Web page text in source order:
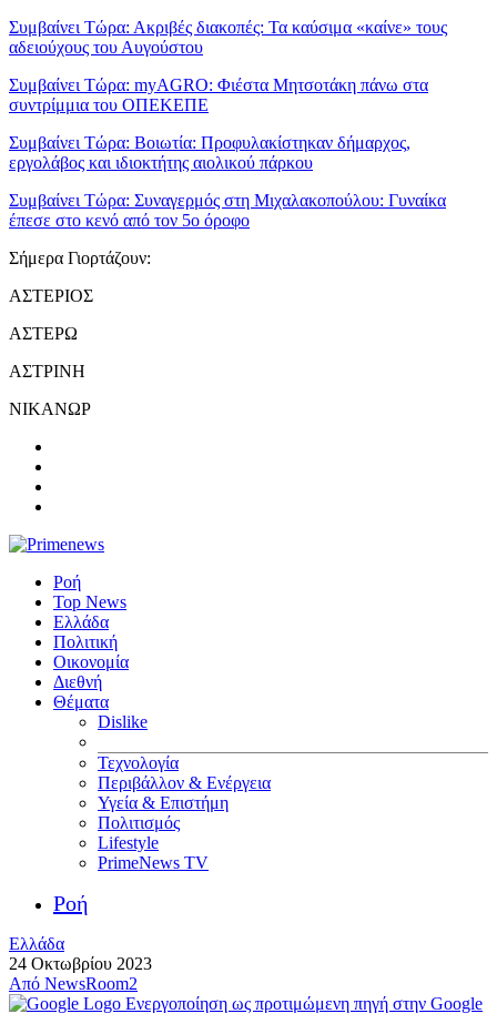
Συμβαίνει Τώρα: Ακριβές διακοπές: Τα καύσιμα «καίνε» τους
αδειούχους του Αυγούστου
Συμβαίνει Τώρα: myAGRO: Φιέστα Μητσοτάκη πάνω στα
συντρίμμια του ΟΠΕΚΕΠΕ
Συμβαίνει Τώρα: Βοιωτία: Προφυλακίστηκαν δήμαρχος,
εργολάβος και ιδιοκτήτης αιολικού πάρκου
Συμβαίνει Τώρα: Συναγερμός στη Μιχαλακοπούλου: Γυναίκα
έπεσε στο κενό από τον 5ο όροφο
Σήμερα Γιορτάζουν:
ΑΣΤΕΡΙΟΣ
ΑΣΤΕΡΩ
ΑΣΤΡΙΝΗ
ΝΙΚΑΝΩΡ
Ροή
Top News
Ελλάδα
Πολιτική
Οικονομία
Διεθνή
Θέματα
Dislike
Τεχνολογία
Περιβάλλον & Ενέργεια
Υγεία & Επιστήμη
Πολιτισμός
Lifestyle
PrimeNews TV
Ροή
Ελλάδα
24 Οκτωβρίου 2023
Από NewsRoom2
Ενεργοποίηση ως προτιμώμενη πηγή στην Google